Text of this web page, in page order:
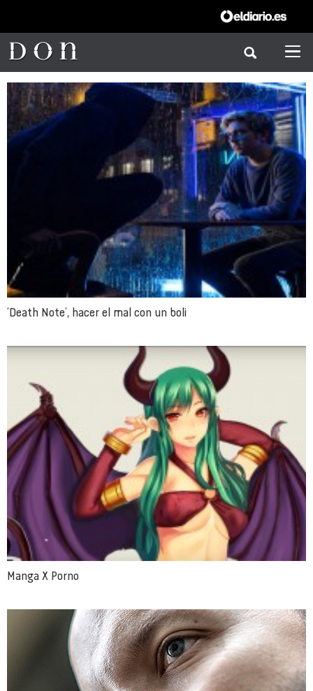
‘Death Note’, hacer el mal con un boli
Manga X Porno